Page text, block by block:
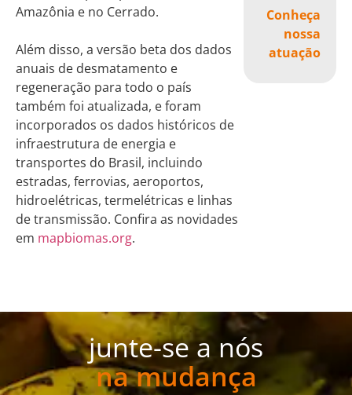
Conheça
nossa
atuação
Amazônia e no Cerrado.
Além disso, a versão beta dos dados
anuais de desmatamento e
regeneração para todo o país
também foi atualizada, e foram
incorporados os dados históricos de
infraestrutura de energia e
transportes do Brasil, incluindo
estradas, ferrovias, aeroportos,
hidroelétricas, termelétricas e linhas
de transmissão. Confira as novidades
em mapbiomas.org.
junte-se a nós
na mudança